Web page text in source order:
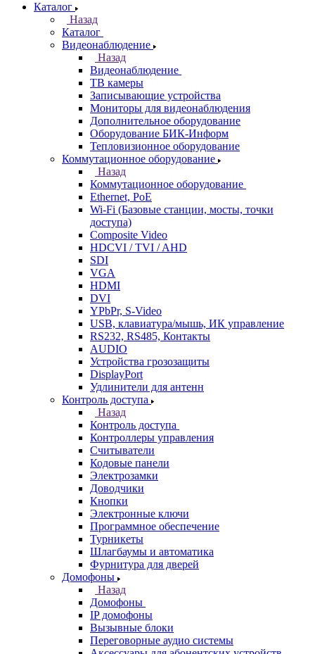
Каталог
Назад
Каталог
Видеонаблюдение
Назад
Видеонаблюдение
ТВ камеры
Записывающие устройства
Мониторы для видеонаблюдения
Дополнительное оборудование
Оборудование БИК-Информ
Тепловизионное оборудование
Коммутационное оборудование
Назад
Коммутационное оборудование
Ethernet, PoE
Wi-Fi (Базовые станции, мосты, точки
доступа)
Composite Video
HDCVI / TVI / AHD
SDI
VGA
HDMI
DVI
YPbPr, S-Video
USB, клавиатура/мышь, ИК управление
RS232, RS485, Контакты
AUDIO
Устройства грозозащиты
DisplayPort
Удлинители для антенн
Контроль доступа
Назад
Контроль доступа
Контроллеры управления
Считыватели
Кодовые панели
Электрозамки
Доводчики
Кнопки
Электронные ключи
Программное обеспечение
Турникеты
Шлагбаумы и автоматика
Фурнитура для дверей
Домофоны
Назад
Домофоны
IP домофоны
Вызывные блоки
Переговорные аудио системы